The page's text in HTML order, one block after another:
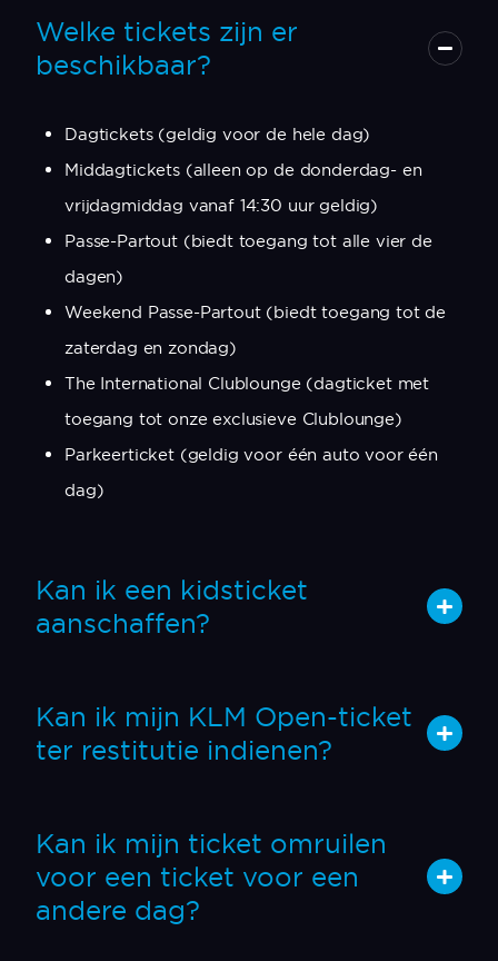
Welke tickets zijn er
beschikbaar?
Dagtickets (geldig voor de hele dag)
Middagtickets (alleen op de donderdag- en
vrijdagmiddag vanaf 14:30 uur geldig)
Passe-Partout (biedt toegang tot alle vier de
dagen)
Weekend Passe-Partout (biedt toegang tot de
zaterdag en zondag)
The International Clublounge (dagticket met
toegang tot onze exclusieve Clublounge)
Parkeerticket (geldig voor één auto voor één
dag)
Kan ik een kidsticket
aanschaffen?
Kan ik mijn KLM Open-ticket
ter restitutie indienen?
Kan ik mijn ticket omruilen
voor een ticket voor een
andere dag?